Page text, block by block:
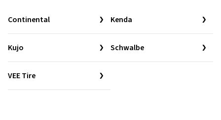
Continental Kenda
Kujo Schwalbe
VEE Tire